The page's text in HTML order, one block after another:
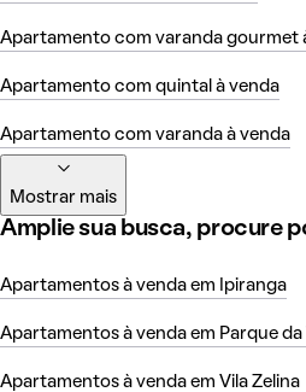
Apartamento com varanda gourmet
Apartamento com quintal à venda
Apartamento com varanda à venda
Mostrar mais
Amplie sua busca, procure
Apartamentos à venda em Ipiranga
Apartamentos à venda em Parque
Apartamentos à venda em Vila Zelina